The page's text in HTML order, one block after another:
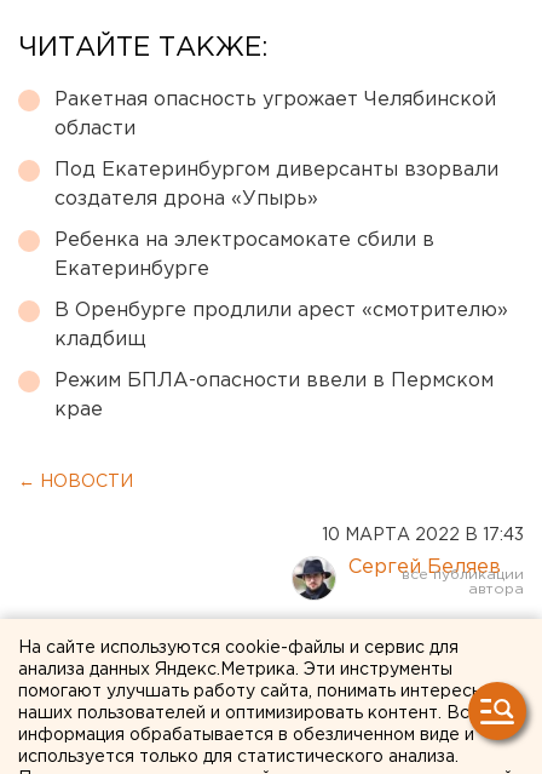
ЧИТАЙТЕ ТАКЖЕ:
Ракетная опасность угрожает Челябинской
области
Под Екатеринбургом диверсанты взорвали
создателя дрона «Упырь»
Ребенка на электросамокате сбили в
Екатеринбурге
В Оренбурге продлили арест «смотрителю»
кладбищ
Режим БПЛА-опасности ввели в Пермском
крае
← НОВОСТИ
10 МАРТА 2022 В 17:43
Сергей Беляев
Федеральные эксперты
рассказали, как говорить с
детьми о спецоперации на
Украине
На сайте используются cookie-файлы и сервис для
анализа данных Яндекс.Метрика. Эти инструменты
помогают улучшать работу сайта, понимать интересы
наших пользователей и оптимизировать контент. Вся
информация обрабатывается в обезличенном виде и
используется только для статистического анализа.